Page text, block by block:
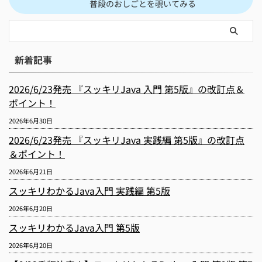
普段のおしごとを覗いてみる
新着記事
2026/6/23発売 『スッキリJava 入門 第5版』の改訂点＆
ポイント！
2026年6月30日
2026/6/23発売 『スッキリJava 実践編 第5版』の改訂点
＆ポイント！
2026年6月21日
スッキリわかるJava入門 実践編 第5版
2026年6月20日
スッキリわかるJava入門 第5版
2026年6月20日